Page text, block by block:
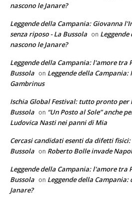
nascono le Janare?
Leggende della Campania: Giovanna
senza riposo - La Bussola on
nascono le Janare?
Leggende della Campania: l'amore tra
Bussola on Leggende della
Gambrinus
Ischia Global Festival: tutto pronto per
Bussola on “Un Posto al Sole” anche
Ludovica Nasti nei panni di Mia
Cercasi candidati esenti da difetti
Bussola on Roberto Bolle invade
Leggende della Campania: l'amore tra
Bussola on Leggende della Campania:
Janare?